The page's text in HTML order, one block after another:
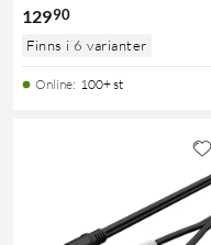
12990
Finns i 6 varianter
Online: 100+ st